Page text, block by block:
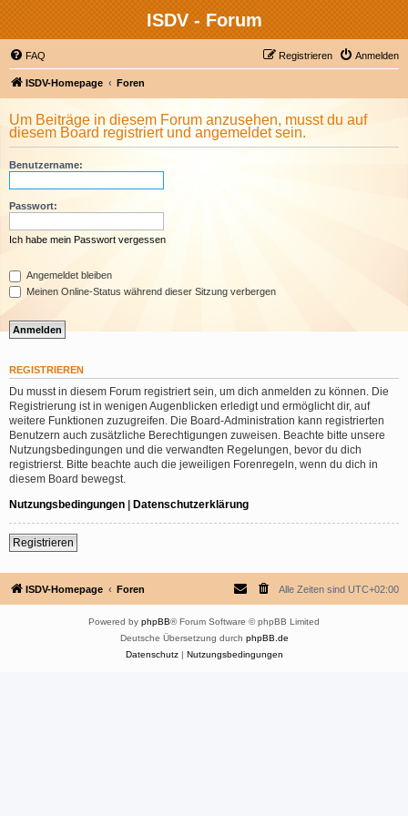
ISDV - Forum
FAQ Anmelden
Registrieren
ISDV-Homepage Foren
Um Beiträge in diesem Forum anzusehen, musst du auf
diesem Board registriert und angemeldet sein.
Benutzername:
Passwort:
Ich habe mein Passwort vergessen
Angemeldet bleiben
Meinen Online-Status während dieser Sitzung verbergen
REGISTRIEREN
Du musst in diesem Forum registriert sein, um dich anmelden zu können. Die
Registrierung ist in wenigen Augenblicken erledigt und ermöglicht dir, auf
weitere Funktionen zuzugreifen. Die Board-Administration kann registrierten
Benutzern auch zusätzliche Berechtigungen zuweisen. Beachte bitte unsere
Nutzungsbedingungen und die verwandten Regelungen, bevor du dich
registrierst. Bitte beachte auch die jeweiligen Forenregeln, wenn du dich in
diesem Board bewegst.
Nutzungsbedingungen | Datenschutzerklärung
Registrieren
ISDV-Homepage Foren Alle Zeiten sind UTC+02:00
Powered by phpBB® Forum Software © phpBB Limited
Deutsche Übersetzung durch phpBB.de
Datenschutz| Nutzungsbedingungen